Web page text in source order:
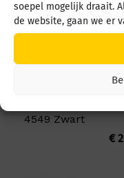
soepel mogelijk draait.
de website, gaan we er
4549 Zwart
€